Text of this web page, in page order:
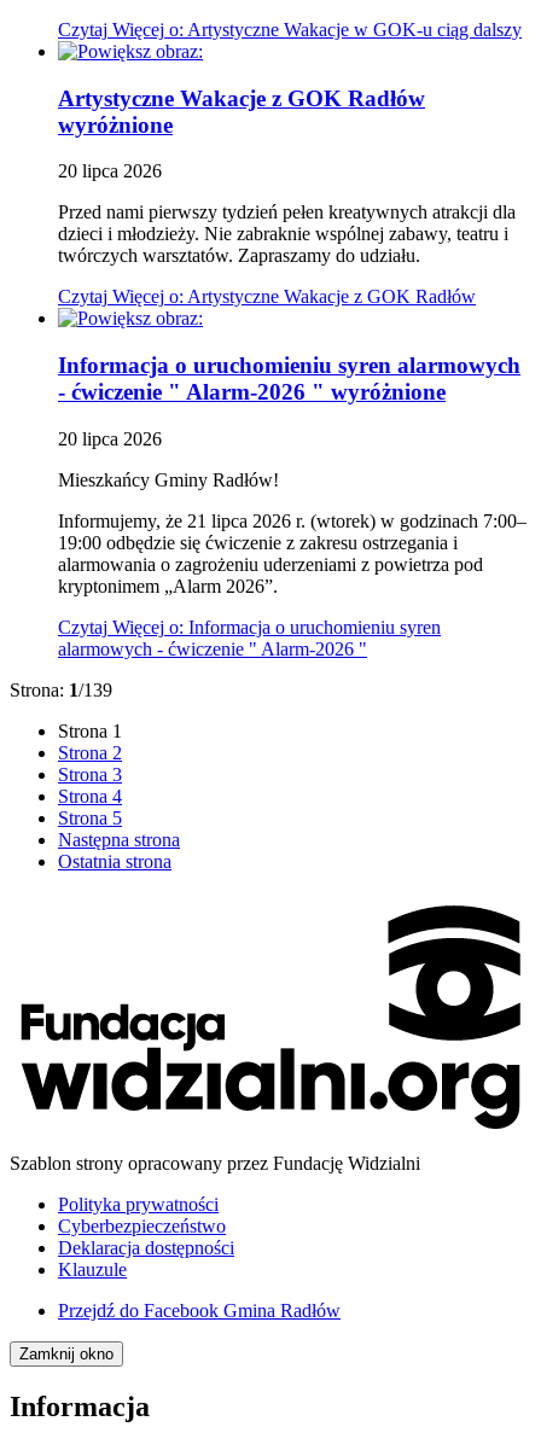
Czytaj Więcej o: Artystyczne Wakacje w GOK-u ciąg dalszy
Artystyczne Wakacje z GOK Radłów
wyróżnione
20 lipca 2026
Przed nami pierwszy tydzień pełen kreatywnych atrakcji dla
dzieci i młodzieży. Nie zabraknie wspólnej zabawy, teatru i
twórczych warsztatów. Zapraszamy do udziału.
Czytaj Więcej o: Artystyczne Wakacje z GOK Radłów
Informacja o uruchomieniu syren alarmowych
- ćwiczenie " Alarm-2026 " wyróżnione
20 lipca 2026
Mieszkańcy Gminy Radłów!
Informujemy, że 21 lipca 2026 r. (wtorek) w godzinach 7:00–
19:00 odbędzie się ćwiczenie z zakresu ostrzegania i
alarmowania o zagrożeniu uderzeniami z powietrza pod
kryptonimem „Alarm 2026”.
Czytaj Więcej o: Informacja o uruchomieniu syren
alarmowych - ćwiczenie " Alarm-2026 "
Strona: 1/139
Strona 1
Strona 2
Strona 3
Strona 4
Strona 5
Następna strona
Ostatnia strona
Szablon strony opracowany przez Fundację Widzialni
Polityka prywatności
Cyberbezpieczeństwo
Deklaracja dostępności
Klauzule
Przejdź do Facebook Gmina Radłów
Zamknij okno
Informacja